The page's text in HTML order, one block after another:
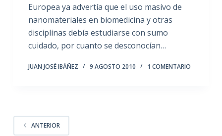
Europea ya advertía que el uso masivo de
nanomateriales en biomedicina y otras
disciplinas debía estudiarse con sumo
cuidado, por cuanto se desconocían…
JUAN JOSÉ IBÁÑEZ 9 AGOSTO 2010 1 COMENTARIO
ANTERIOR